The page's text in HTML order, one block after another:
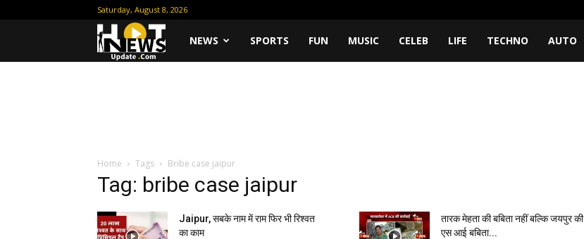
Saturday, August 8, 2026
HotNEWS SPORTS FUN MUSIC CELEB LIFE TECHNO AUTO
Home Tags Bribe case jaipur
Tag: bribe case jaipur
Jaipur, सबके नाम में राम फिर भी रिश्वत
का काम
तारक मेहता की बबिता नहीं बल्कि जयपुर की
एस आई बबिता...